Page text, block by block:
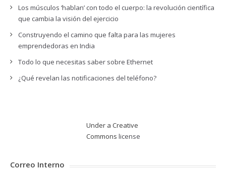
Los músculos ‘hablan’ con todo el cuerpo: la revolución científica
que cambia la visión del ejercicio
Construyendo el camino que falta para las mujeres
emprendedoras en India
Todo lo que necesitas saber sobre Ethernet
¿Qué revelan las notificaciones del teléfono?
Under a Creative
Commons license
Correo Interno